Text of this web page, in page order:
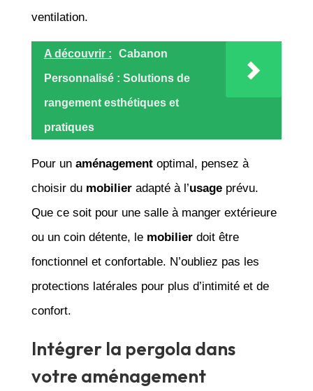
ventilation.
A découvrir : Cabanon
Personnalisé : Solutions de
rangement esthétiques et
pratiques
Pour un aménagementoptimal, pensez à
choisir du mobilieradapté à l’usageprévu.
Que ce soit pour une salle à manger extérieure
ou un coin détente, le mobilierdoit être
fonctionnel et confortable. N’oubliez pas les
protections latérales pour plus d’intimité et de
confort.
Intégrer la pergola dans
votre aménagement